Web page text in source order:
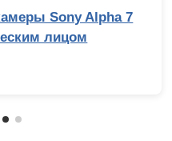
Sony Alpha 7
лицом